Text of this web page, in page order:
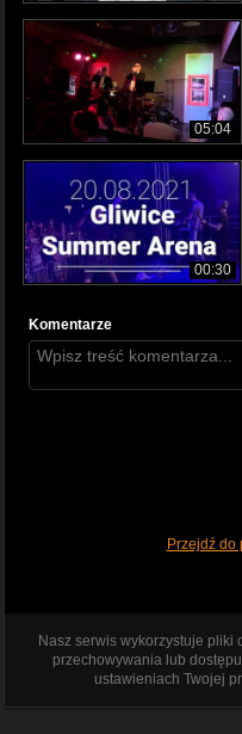
05:04
00:30
Komentarze
Przejdź do
Nasz serwis wykorzystuje pliki
przechowywania lub
ustawieniach Twojej